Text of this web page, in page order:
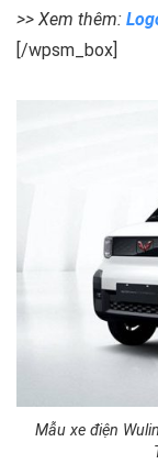
>> Xem thêm:
[/wpsm_box]
Mẫu xe điện